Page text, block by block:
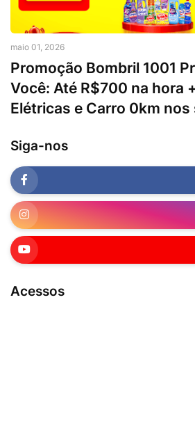
maio 01, 2026
Promoção Bombril 1001
Você: Até R$700 na hora
Elétricas e Carro 0km
Siga-nos
Acessos